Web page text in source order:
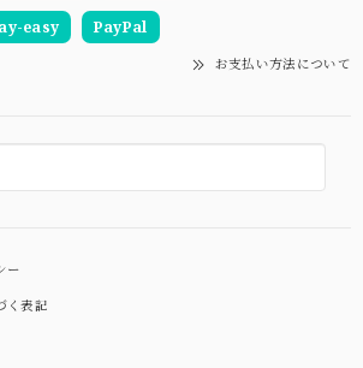
easy PayPal
お支払い方法について
ー
く表記